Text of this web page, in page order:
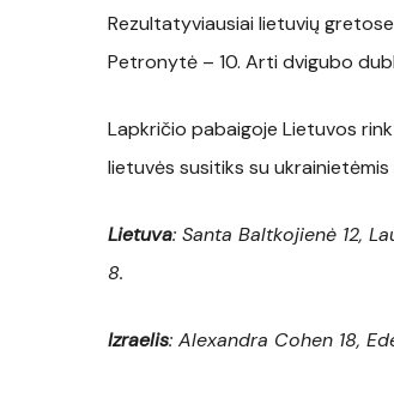
Rezultatyviausiai lietuvių
Petronytė – 10. Arti dvigubo
Lapkričio pabaigoje Lietuvos
lietuvės susitiks su
Lietuva: Santa Baltkojienė 12,
8.
Izraelis: Alexandra Cohen 18,